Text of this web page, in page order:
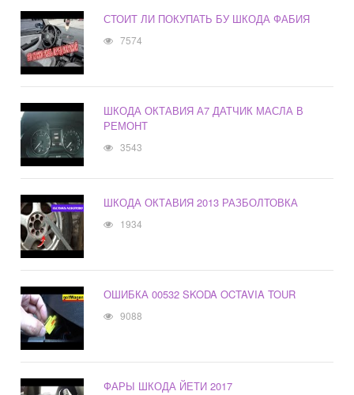
СТОИТ ЛИ ПОКУПАТЬ БУ ШКОДА ФАБИЯ
7574
ШКОДА ОКТАВИЯ А7 ДАТЧИК МАСЛА В
РЕМОНТ
3543
ШКОДА ОКТАВИЯ 2013 РАЗБОЛТОВКА
1934
ОШИБКА 00532 SKODA OCTAVIA TOUR
9088
ФАРЫ ШКОДА ЙЕТИ 2017